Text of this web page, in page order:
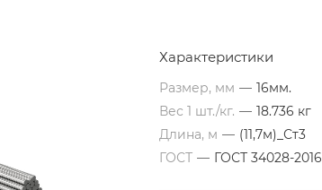
Характеристики
Размер, мм — 16мм.
Вес 1 шт./кг. — 18.736 кг
Длина, м — (11,7м)_Ст3
ГОСТ — ГОСТ 34028-2016